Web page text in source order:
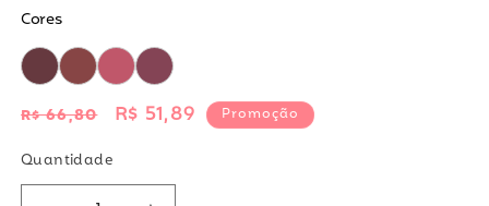
Cores
Preço
R$ 66,80
Preço
R$ 51,89 Promoção
Quantidade